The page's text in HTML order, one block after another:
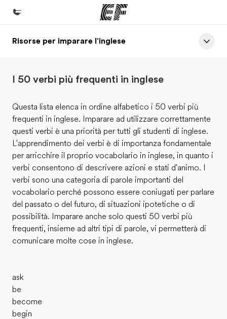
Homepage
Programmi
Uffici
Trova l'ufficio più vicino
Chi siamo
La nostra organizzazione
Carriera
Lavora con noi
Risorse per imparare l'inglese
I 50 verbi più frequenti in inglese
Questa lista elenca in ordine alfabetico i 50 verbi più
frequenti in inglese. Imparare ad utilizzare correttamente
questi verbi è una priorità per tutti gli studenti di inglese.
L'apprendimento dei verbi è di importanza fondamentale
per arricchire il proprio vocabolario in inglese, in quanto i
verbi consentono di descrivere azioni e stati d'animo. I
verbi sono una categoria di parole importanti del
vocabolario perché possono essere coniugati per parlare
del passato o del futuro, di situazioni ipotetiche o di
possibilità. Imparare anche solo questi 50 verbi più
frequenti, insieme ad altri tipi di parole, vi permetterà di
comunicare molte cose in inglese.
ask
be
become
begin